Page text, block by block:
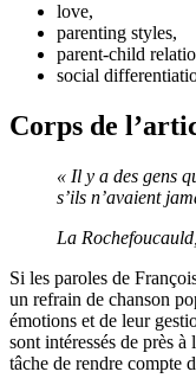
love,
parenting styles,
parent-child
social
Corps de
« Il y a des gens
s’ils n’avaient
La Rochefoucauld,
Si les paroles de
un refrain de chanson
émotions et de leur
sont intéressés de près
tâche de rendre compte